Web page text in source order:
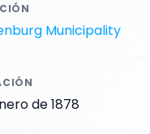
Municipality
de 1878